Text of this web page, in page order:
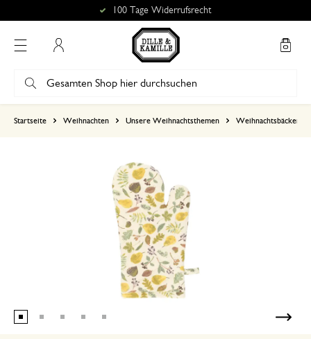
100 Tage Widerrufsrecht
Startseite Weihnachten Unsere Weihnachtsthemen Weihnachtsbäckerei